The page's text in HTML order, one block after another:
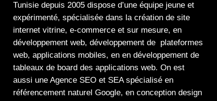
Tunisie depuis 2005 dispose d’une équipe jeune et
expérimenté, spécialisée dans la création de site
internet vitrine, e-commerceet sur mesure, en
développement web, développement de plateformes
web, applications mobiles, en en développement de
tableaux de board des applications web. On est
aussi une Agence SEOet SEAspécialisé en
référencement naturel Google, en conception design